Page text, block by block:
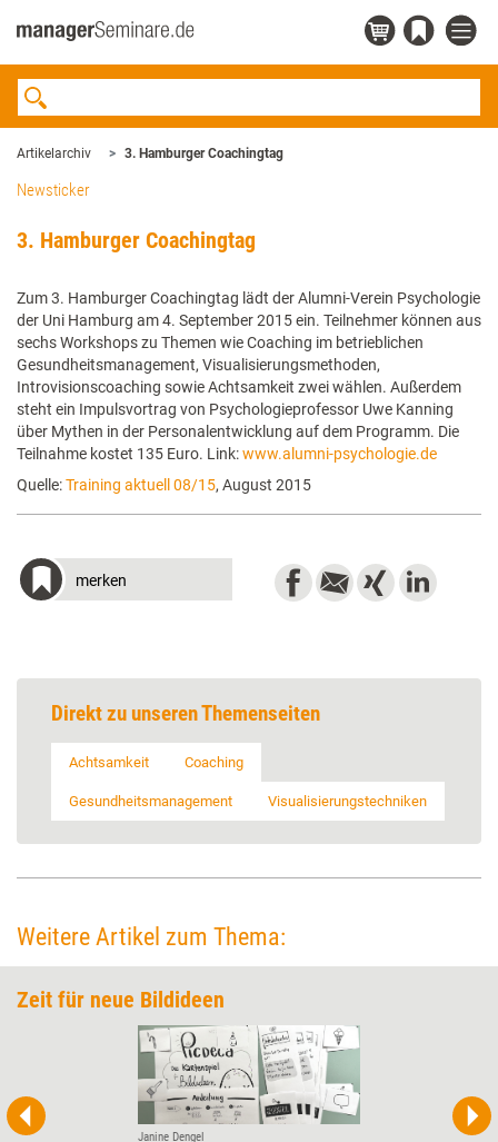
Artikelarchiv 3. Hamburger Coachingtag
Newsticker
3. Hamburger Coachingtag
Zum 3. Hamburger Coachingtag lädt der Alumni-Verein Psychologie
der Uni Hamburg am 4. September 2015 ein. Teilnehmer können aus
sechs Workshops zu Themen wie Coaching im betrieblichen
Gesundheitsmanagement, Visualisierungsmethoden,
Introvisionscoaching sowie Achtsamkeit zwei wählen. Außerdem
steht ein Impulsvortrag von Psychologieprofessor Uwe Kanning
über Mythen in der Personalentwicklung auf dem Programm. Die
Teilnahme kostet 135 Euro. Link:www.alumni-psychologie.de
Quelle:Training aktuell 08/15, August 2015
merken
Direkt zu unseren Themenseiten
Achtsamkeit Coaching
Gesundheitsmanagement Visualisierungstechniken
Weitere Artikel zum Thema:
Zeit für neue Bildideen
Janine Dengel